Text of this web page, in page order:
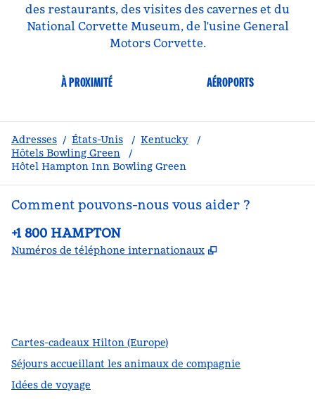
des restaurants, des visites des cavernes et du
National Corvette Museum, de l'usine General
Motors Corvette.
À PROXIMITÉ AÉROPORTS
Adresses / États-Unis / Kentucky
/
Hôtels Bowling Green
/
Hôtel Hampton Inn Bowling Green
Comment pouvons-nous vous aider ?
Téléphone :
+1 800 HAMPTON
Numéros de téléphone internationaux ,
Cartes-cadeaux Hilton (Europe)
Séjours accueillant les animaux de compagnie
Idées de voyage